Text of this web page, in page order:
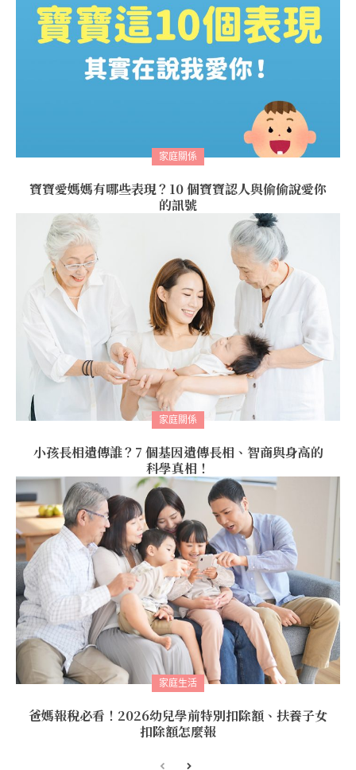
家庭關係
寶寶愛媽媽有哪些表現？10 個寶寶認人與偷偷說愛你
的訊號
家庭關係
小孩長相遺傳誰？7 個基因遺傳長相、智商與身高的
科學真相！
家庭生活
爸媽報稅必看！2026幼兒學前特別扣除額、扶養子女
扣除額怎麼報